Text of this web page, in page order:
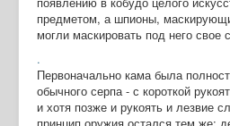
предметом, а шпионы,
могли маскировать под него свое
.
Первоначально кама была
обычного серпа - с короткой
и хотя позже и рукоять и лезвие